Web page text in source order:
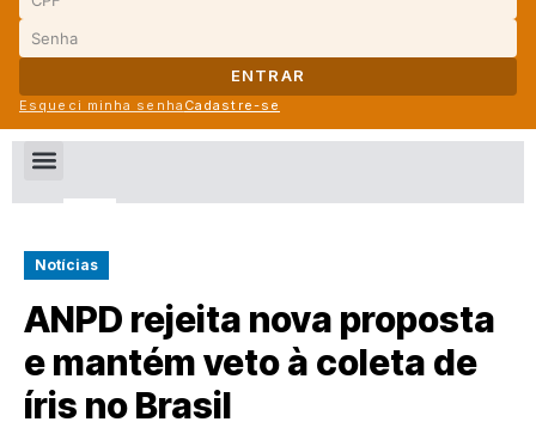
ENTRAR
Esqueci minha senha Cadastre-se
Notícias
ANPD rejeita nova proposta
e mantém veto à coleta de
íris no Brasil